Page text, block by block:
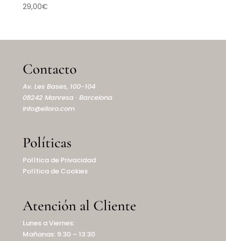
29,00€
Contacto
Av. Les Bases, 100-104
08242 Manresa · Barcelona
info@elioro.com
Políticas
Política de Privacidad
Política de Cookies
Atención al Cliente
Lunes a Viernes:
Mañanas: 9:30 – 13:30